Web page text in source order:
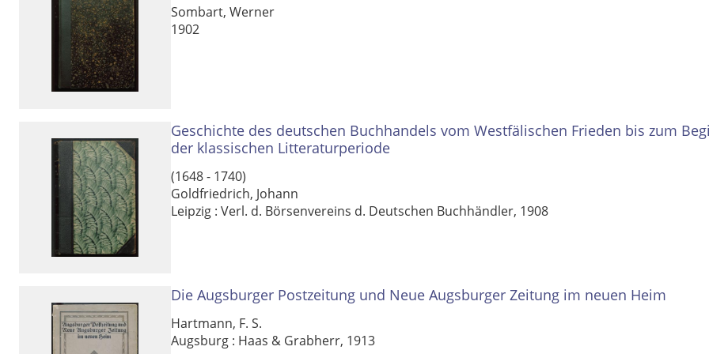
Sombart, Werner
1902
Geschichte des deutschen Buchhandels vom Westfälischen Frieden bis zum
der klassischen Litteraturperiode
(1648 - 1740)
Goldfriedrich, Johann
Leipzig : Verl. d. Börsenvereins d. Deutschen Buchhändler, 1908
Die Augsburger Postzeitung und Neue Augsburger Zeitung im neuen Heim
Hartmann, F. S.
Augsburg : Haas & Grabherr, 1913